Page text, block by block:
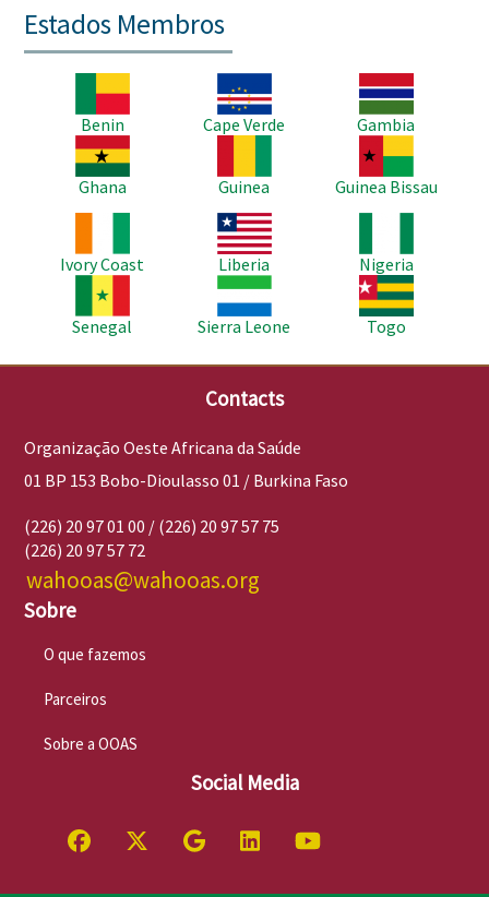
Estados Membros
Benin
Imagem
Cape Verde
Imagem
Gambia
Imagem
Ghana
Guinea
Imagem
Guinea Bissau
Ivory Coast
Imagem
Liberia
Nigeria
Imagem
Senegal
Imagem
Sierra Leone
Imagem
Togo
Contacts
Organização Oeste Africana da Saúde
01 BP 153 Bobo-Dioulasso 01 / Burkina Faso
(226) 20 97 01 00 / (226) 20 97 57 75
(226) 20 97 57 72
wahooas@wahooas.org
Sobre
O que fazemos
Parceiros
Sobre a OOAS
Social Media